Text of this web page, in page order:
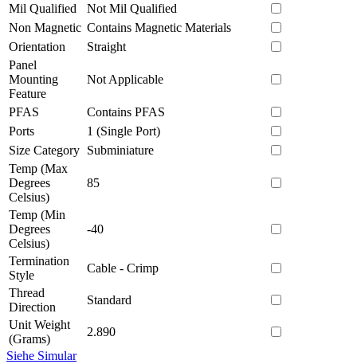
Mil Qualified
Not Mil Qualified
Non Magnetic Contains Magnetic Materials
Orientation
Straight
Panel
Mounting
Feature
Not Applicable
PFAS
Contains PFAS
Ports
1 (Single Port)
Size Category Subminiature
Temp (Max
Degrees
Celsius)
85
Temp (Min
Degrees
Celsius)
-40
Termination
Style
Cable - Crimp
Thread
Direction
Standard
Unit Weight
(Grams)
2.890
Siehe Simular